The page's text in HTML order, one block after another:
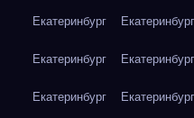
Екатеринбург Екатеринбург
Екатеринбург Екатеринбург
Екатеринбург Екатеринбург